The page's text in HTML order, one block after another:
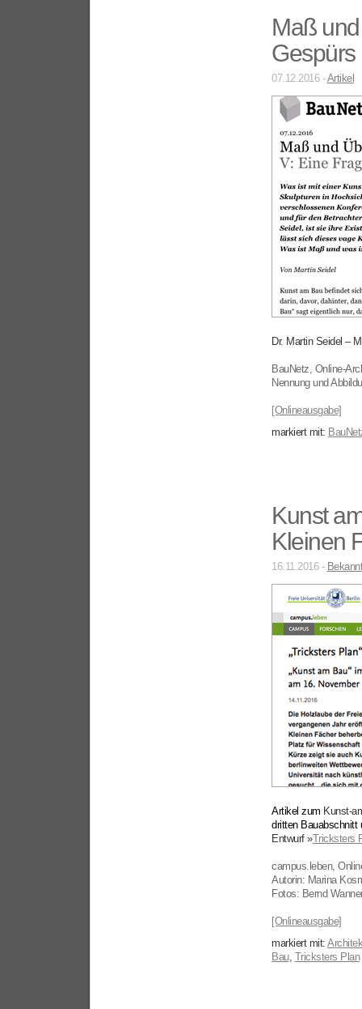
Maß
Gespürs
07.12.2016 -Artikel
Dr. Martin Seidel –
BauNetz, Online-
Nennung und
[Onlineausgabe]
markiert mit:
Kunst
Kleinen
16.11.2016 -
Artikel zum Kunst-
dritten Bauabschnitt
Entwurf »Tricksters
campus.leben,
Autorin: Marina
Fotos: Bernd
[Onlineausgabe]
markiert mit:
Bau, Tricksters Plan